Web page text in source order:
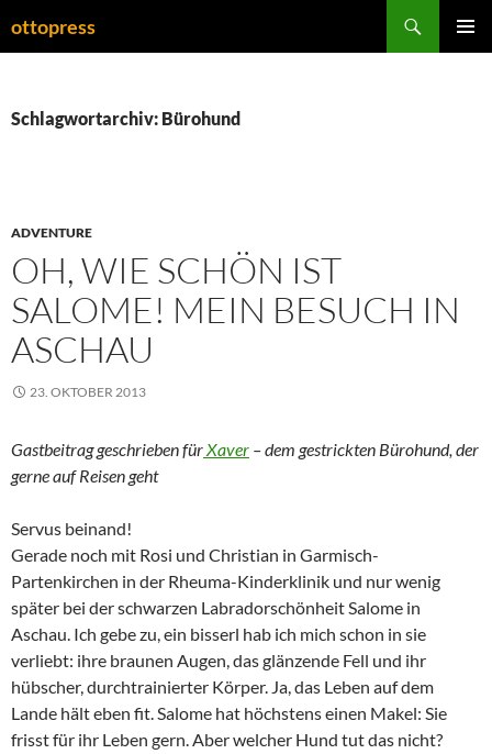
Inhalt
ottopress
Schlagwortarchiv: Bürohund
ADVENTURE
OH, WIE SCHÖN IST
SALOME! MEIN BESUCH IN
ASCHAU
23. OKTOBER 2013
Gastbeitrag geschrieben fürXaver – dem gestrickten Bürohund, der
gerne auf Reisen geht
Servus beinand!
Gerade noch mit Rosi und Christian in Garmisch-
Partenkirchen in der Rheuma-Kinderklinik und nur wenig
später bei der schwarzen Labradorschönheit Salome in
Aschau. Ich gebe zu, ein bisserl hab ich mich schon in sie
verliebt: ihre braunen Augen, das glänzende Fell und ihr
hübscher, durchtrainierter Körper. Ja, das Leben auf dem
Lande hält eben fit. Salome hat höchstens einen Makel: Sie
frisst für ihr Leben gern. Aber welcher Hund tut das nicht?